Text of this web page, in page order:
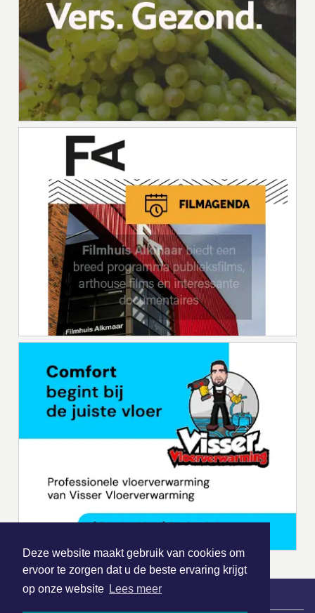
Deze website maakt gebruik van cookies om
ervoor te zorgen dat u de beste ervaring krijgt
op onze website Lees meer